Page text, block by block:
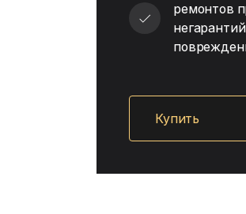
ремонтов
Купить